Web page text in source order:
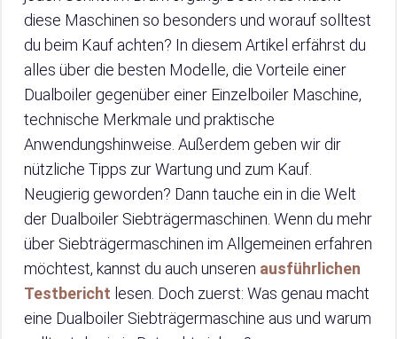
diese Maschinen so besonders und worauf solltest
du beim Kauf achten? In diesem Artikel erfährst du
alles über die besten Modelle, die Vorteile einer
Dualboiler gegenüber einer Einzelboiler Maschine,
technische Merkmale und praktische
Anwendungshinweise. Außerdem geben wir dir
nützliche Tipps zur Wartung und zum Kauf.
Neugierig geworden? Dann tauche ein in die Welt
der Dualboiler Siebträgermaschinen. Wenn du mehr
über Siebträgermaschinen im Allgemeinen erfahren
möchtest, kannst du auch unseren ausführlichen
Testbericht lesen. Doch zuerst: Was genau macht
eine Dualboiler Siebträgermaschine aus und warum